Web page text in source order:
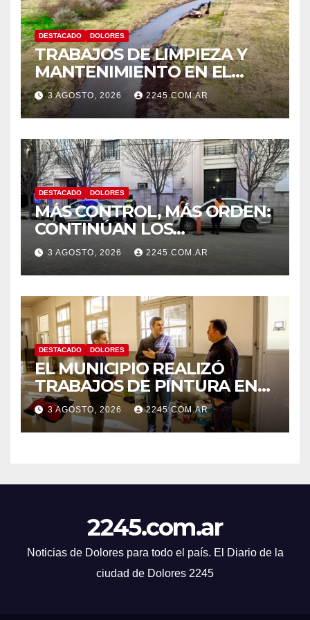
DESTACADO DOLORES
TRABAJOS DE LIMPIEZA Y
MANTENIMIENTO EN EL
CANAL LA PICASA
3 AGOSTO, 2026 2245.COM.AR
DESTACADO DOLORES
MÁS CONTROL, MÁS ORDEN:
CONTINÚAN LOS
OPERATIVOS PREVENTIVOS
DE TRÁNSITO EN DOLORES
3 AGOSTO, 2026 2245.COM.AR
DESTACADO DOLORES
EL MUNICIPIO REALIZÓ
TRABAJOS DE PINTURA EN
LA ESCUELA N.º 10
3 AGOSTO, 2026 2245.COM.AR
2245.com.ar
Noticias de Dolores para todo el país. El Diario de la
ciudad de Dolores 2245